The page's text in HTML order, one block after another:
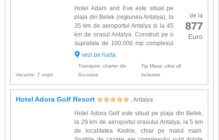
de la
877
Euro
Hotel Adam and Eve este situat pe
plaja din Belek (regiunea Antalya), la
35 km de aeroportul Antalya si la 45
km de orasul Antalya. Construit pe o
suprafata de 100.000 mp complexul
ofera 497 de camere ( 62 mp ), toate
camera are 3 pat...
vezi pe harta
Vacante: 7 nopti
Transport: charter din
Suceava
Tip Masa: ultra all
inclusive
Hotel Adora Golf Resort
, Antalya
Hotel Adora Golf este situat pe plaja din Belek,
la 29 km de aeroportul orasului Antalya, la 5 km
de localitatea Kedrie, chiar pe malul marii.